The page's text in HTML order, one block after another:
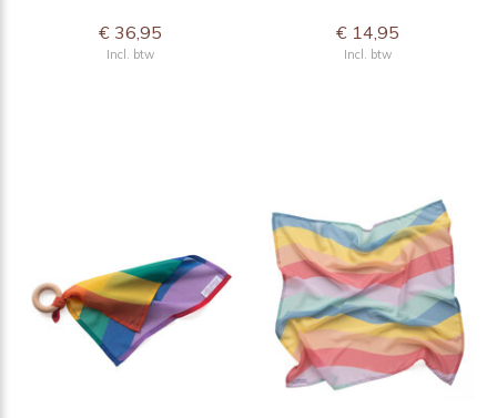
€ 36,95
Incl. btw
€ 14,95
Incl. btw